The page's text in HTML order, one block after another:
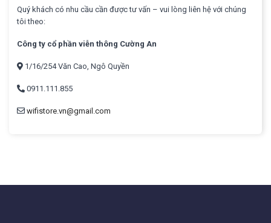
Quý khách có nhu cầu cần được tư vấn – vui lòng liên hệ với chúng
tôi theo:
Công ty cổ phần viễn thông Cường An
1/16/254 Văn Cao, Ngô Quyền
0911.111.855
wifistore.vn@gmail.com